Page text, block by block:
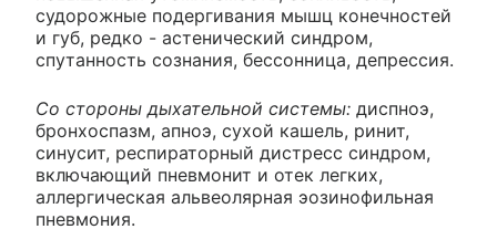
судорожные подергивания мышц конечностей
и губ, редко - астенический синдром,
спутанность сознания, бессонница, депрессия.
Со стороны дыхательной системы: диспноэ,
бронхоспазм, апноэ, сухой кашель, ринит,
синусит, респираторный дистресс синдром,
включающий пневмонит и отек легких,
аллергическая альвеолярная эозинофильная
пневмония.